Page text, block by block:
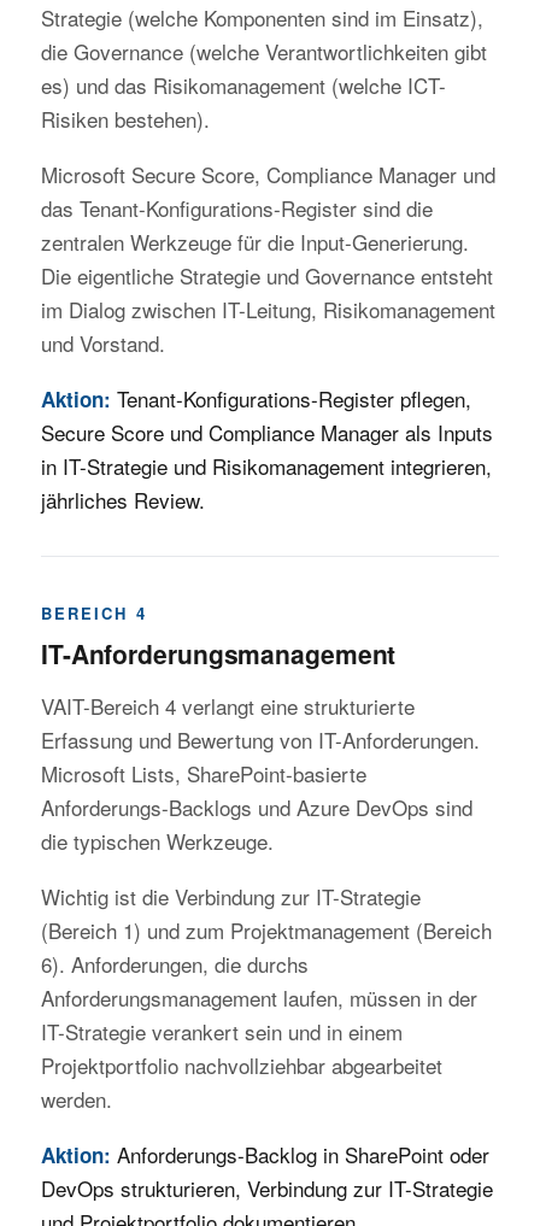
Strategie (welche Komponenten sind im Einsatz),
die Governance (welche Verantwortlichkeiten gibt
es) und das Risikomanagement (welche ICT-
Risiken bestehen).
Microsoft Secure Score, Compliance Manager und
das Tenant-Konfigurations-Register sind die
zentralen Werkzeuge für die Input-Generierung.
Die eigentliche Strategie und Governance entsteht
im Dialog zwischen IT-Leitung, Risikomanagement
und Vorstand.
Aktion: Tenant-Konfigurations-Register pflegen,
Secure Score und Compliance Manager als Inputs
in IT-Strategie und Risikomanagement integrieren,
jährliches Review.
BEREICH 4
IT-Anforderungsmanagement
VAIT-Bereich 4 verlangt eine strukturierte
Erfassung und Bewertung von IT-Anforderungen.
Microsoft Lists, SharePoint-basierte
Anforderungs-Backlogs und Azure DevOps sind
die typischen Werkzeuge.
Wichtig ist die Verbindung zur IT-Strategie
(Bereich 1) und zum Projektmanagement (Bereich
6). Anforderungen, die durchs
Anforderungsmanagement laufen, müssen in der
IT-Strategie verankert sein und in einem
Projektportfolio nachvollziehbar abgearbeitet
werden.
Aktion: Anforderungs-Backlog in SharePoint oder
DevOps strukturieren, Verbindung zur IT-Strategie